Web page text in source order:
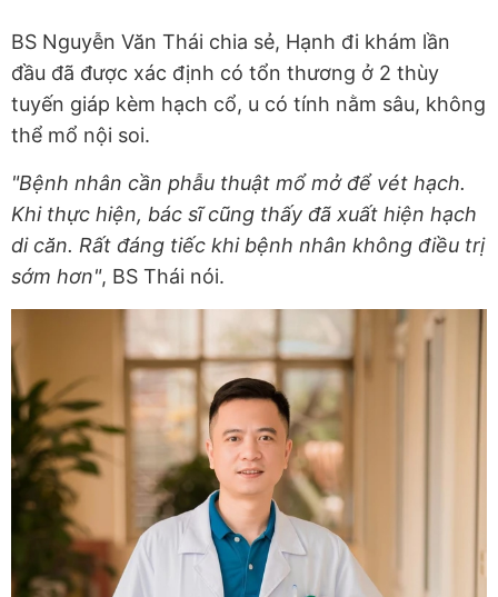
BS Nguyễn Văn Thái chia sẻ, Hạnh đi khám lần
đầu đã được xác định có tổn thương ở 2 thùy
tuyến giáp kèm hạch cổ, u có tính nằm sâu, không
thể mổ nội soi.
"Bệnh nhân cần phẫu thuật mổ mở để vét hạch.
Khi thực hiện, bác sĩ cũng thấy đã xuất hiện hạch
di căn. Rất đáng tiếc khi bệnh nhân không điều trị
sớm hơn", BS Thái nói.